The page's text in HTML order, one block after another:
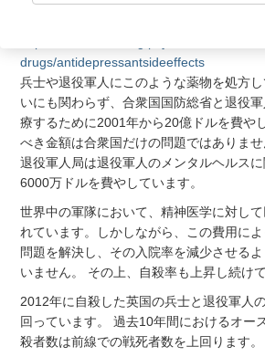
drugs/antidepressantsideeffects
兵士や退役軍人にこのような薬物を処方
いにも関わらず、合衆国国防総省と退役
療するために2001年から20億ドルを費や
べき金額は合衆国だけの問題ではありま
退役軍人局は退役軍人のメンタルヘルス
6000万ドルを費やしています。
世界中の軍隊において、精神医学に対し
れています。しかしながら、この費用に
問題を解決し、その入院率を減少させる
いません。 その上、自殺率も上昇し続けて
2012年に自殺した英国の兵士と退役軍人
回っています。 過去10年間におけるオー
殺者数は前線での戦死者数を上回ります。